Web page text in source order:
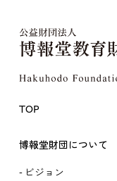
TOP
博報堂財団について
ビジョン